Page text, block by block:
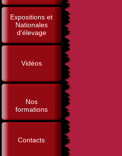
Expositions et
Nationales
d'élevage
Vidéos
Nos
formations
Contacts